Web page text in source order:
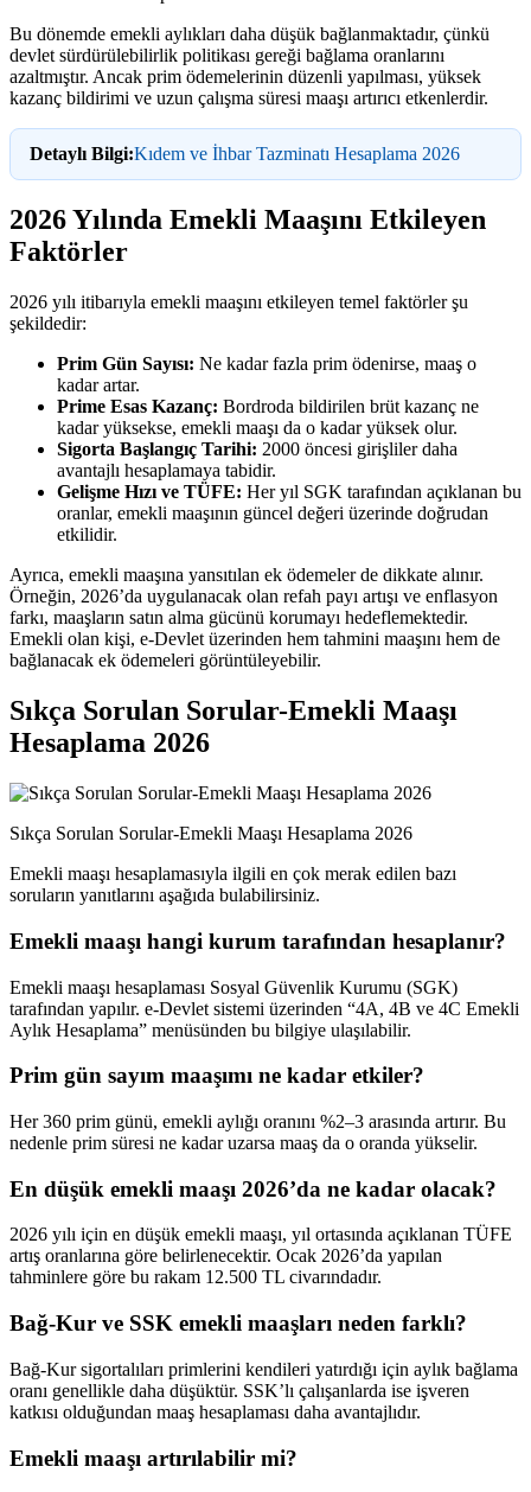
Bu dönemde emekli aylıkları daha düşük bağlanmaktadır, çünkü
devlet sürdürülebilirlik politikası gereği bağlama oranlarını
azaltmıştır. Ancak prim ödemelerinin düzenli yapılması, yüksek
kazanç bildirimi ve uzun çalışma süresi maaşı artırıcı etkenlerdir.
Detaylı Bilgi:Kıdem ve İhbar Tazminatı Hesaplama 2026
2026 Yılında Emekli Maaşını Etkileyen
Faktörler
2026 yılı itibarıyla emekli maaşını etkileyen temel faktörler şu
şekildedir:
Prim Gün Sayısı: Ne kadar fazla prim ödenirse, maaş o
kadar artar.
Prime Esas Kazanç: Bordroda bildirilen brüt kazanç ne
kadar yüksekse, emekli maaşı da o kadar yüksek olur.
Sigorta Başlangıç Tarihi: 2000 öncesi girişliler daha
avantajlı hesaplamaya tabidir.
Gelişme Hızı ve TÜFE: Her yıl SGK tarafından açıklanan bu
oranlar, emekli maaşının güncel değeri üzerinde doğrudan
etkilidir.
Ayrıca, emekli maaşına yansıtılan ek ödemeler de dikkate alınır.
Örneğin, 2026’da uygulanacak olan refah payı artışı ve enflasyon
farkı, maaşların satın alma gücünü korumayı hedeflemektedir.
Emekli olan kişi, e-Devlet üzerinden hem tahmini maaşını hem de
bağlanacak ek ödemeleri görüntüleyebilir.
Sıkça Sorulan Sorular-Emekli Maaşı
Hesaplama 2026
Sıkça Sorulan Sorular-Emekli Maaşı Hesaplama 2026
Emekli maaşı hesaplamasıyla ilgili en çok merak edilen bazı
soruların yanıtlarını aşağıda bulabilirsiniz.
Emekli maaşı hangi kurum tarafından hesaplanır?
Emekli maaşı hesaplaması Sosyal Güvenlik Kurumu (SGK)
tarafından yapılır. e-Devlet sistemi üzerinden “4A, 4B ve 4C Emekli
Aylık Hesaplama” menüsünden bu bilgiye ulaşılabilir.
Prim gün sayım maaşımı ne kadar etkiler?
Her 360 prim günü, emekli aylığı oranını %2–3 arasında artırır. Bu
nedenle prim süresi ne kadar uzarsa maaş da o oranda yükselir.
En düşük emekli maaşı 2026’da ne kadar olacak?
2026 yılı için en düşük emekli maaşı, yıl ortasında açıklanan TÜFE
artış oranlarına göre belirlenecektir. Ocak 2026’da yapılan
tahminlere göre bu rakam 12.500 TL civarındadır.
Bağ-Kur ve SSK emekli maaşları neden farklı?
Bağ-Kur sigortalıları primlerini kendileri yatırdığı için aylık bağlama
oranı genellikle daha düşüktür. SSK’lı çalışanlarda ise işveren
katkısı olduğundan maaş hesaplaması daha avantajlıdır.
Emekli maaşı artırılabilir mi?